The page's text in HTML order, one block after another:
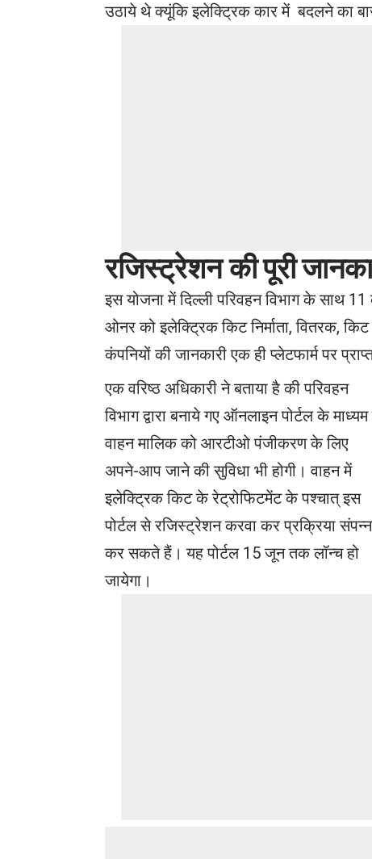
उठाये थे क्यूंकि इलेक्ट्रिक कार में बदलने का
रजिस्ट्रेशनकीपूरी
इस योजना में दिल्ली परिवहन विभाग के साथ
ओनर को इलेक्ट्रिक किट निर्माता, वितरक,
कंपनियों की जानकारी एक ही प्लेटफार्म पर
एक वरिष्ठ अधिकारी ने बताया है की परिवहन
विभाग द्वारा बनाये गए ऑनलाइन पोर्टल के
वाहन मालिक को आरटीओ पंजीकरण के लिए
अपने-आप जाने की सुविधा भी होगी। वाहन में
इलेक्ट्रिक किट के रेट्रोफिटमेंट के पश्चात् इस
पोर्टल से रजिस्ट्रेशन करवा कर प्रक्रिया संपन्न
कर सकते हैं। यह पोर्टल 15 जून तक लॉन्च हो
जायेगा।